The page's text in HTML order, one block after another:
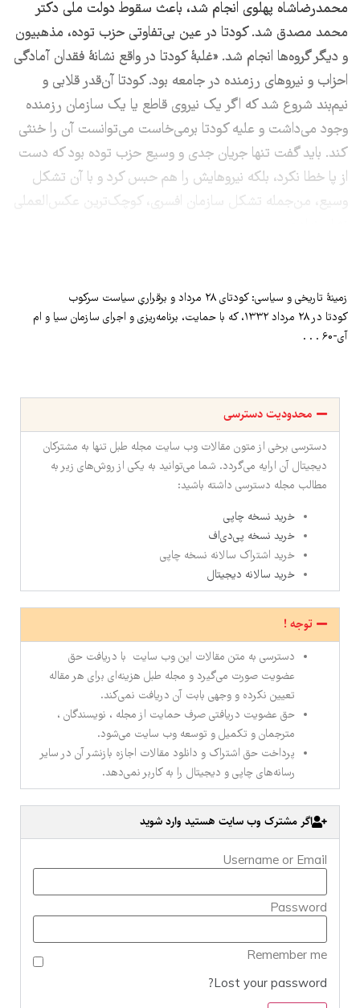
محمدرضاشاه پهلوی انجام شد، باعث سقوط دولت ملی دکتر
محمد مصدق شد. کودتا در عین بی‌تفاوتی حزب توده، مذهبیون
و دیگر گروه‌ها انجام شد. «غلبۀ کودتا در واقع نشانۀ فقدان آمادگی
احزاب و نیروهای رزمنده در جامعه بود. کودتا آن‌قدر قلابی و
نیم‌بند شروع شد که اگر یک نیروی قاطع یا یک سازمان رزمنده
وجود می‌داشت و علیه کودتا برمی‌خاست می‌توانست آن را خنثی
کند. باید گفت تنها جریان جدی و وسیع حزب توده بود که دست
از پا خطا نکرد، بلکه نیروهایش را هم حبس کرد و با آن تشکل
وسیع، من‌جمله تشکل سازمان افسری، کوچک‌ترین عکس‌العملی
زمینۀ تاریخی و سیاسی: کودتای ۲۸ مرداد و برقراریِ سیاست سرکوب
کودتا در ۲۸ مرداد ۱۳۳۲، که با حمایت، برنامه‌ریزی و اجرای سازمان سیا و ام
آی-60 . . .
محدودیت دسترسی
دسترسی برخی از متون مقالات وب سایت مجله طبل تنها به مشترکان
دیجیتال آن ارایه می‌گردد. شما می‌توانید به یکی از روش‌های زیر به
مطالب مجله دسترسی داشته باشید:
خرید نسخه چاپی
خرید نسخه پی‌دی‌اف
خرید اشتراک سالانه نسخه چاپی
خرید سالانه دیجیتال
توجه !
دسترسی به متن مقالات این وب سایت با دریافت حق
عضویت صورت می‌گیرد و مجله طبل هزینه‌ای برای هر مقاله
تعیین نکرده و وجهی بابت آن دریافت نمی‌کند.
حق عضویت دریافتی صرف حمایت از مجله ، نویسندگان ،
مترجمان و تکمیل و توسعه وب سایت می‌شود.
پرداخت حق اشتراک و دانلود مقالات اجازه بازنشر آن در سایر
رسانه‌های چاپی و دیجیتال را به کاربر نمی‌دهد.
اگر مشترک وب سایت هستید وارد شوید
Username or Email
Password
Remember me
Lost your password?